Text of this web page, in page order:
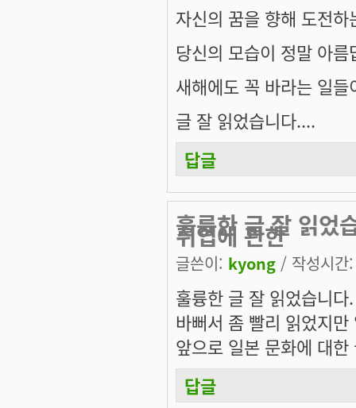
자신의 꿈을 향해 도전하
당신의 모습이 정말 아름
새해에도 꼭 바라는 일
글 잘 읽었습니다....
답글
훌륭한 글 잘 읽었
취업에 관한
글쓴이: kyong / 작성시
훌륭한 글 잘 읽었습니다.
바뻐서 좀 빨리 읽었지
앞으로 일본 문화에 대
답글